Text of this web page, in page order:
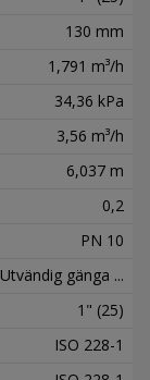
130 mm
1,791 m³/h
34,36 kPa
3,56 m³/h
6,037 m
0,2
PN 10
Utvändig gänga ...
1" (25)
ISO 228-1